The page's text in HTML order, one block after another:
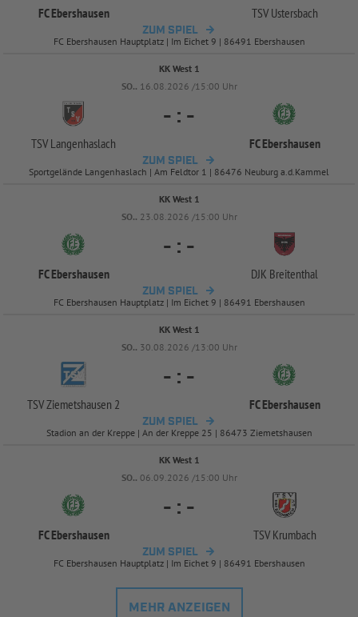
FC Ebershausen TSV Ustersbach
ZUM SPIEL
FC Ebershausen Hauptplatz | Im Eichet 9 | 86491 Ebershausen
KK West 1
SO.. 16.08.2026 /15:00 Uhr
TSV Langenhaslach
- : -
FC Ebershausen
ZUM SPIEL
Sportgelände Langenhaslach | Am Feldtor 1 | 86476 Neuburg a.d.Kammel
KK West 1
SO.. 23.08.2026 /15:00 Uhr
FC Ebershausen
- : -
DJK Breitenthal
ZUM SPIEL
FC Ebershausen Hauptplatz | Im Eichet 9 | 86491 Ebershausen
KK West 1
SO.. 30.08.2026 /13:00 Uhr
TSV Ziemetshausen 2
- : -
FC Ebershausen
ZUM SPIEL
Stadion an der Kreppe | An der Kreppe 25 | 86473 Ziemetshausen
KK West 1
SO.. 06.09.2026 /15:00 Uhr
FC Ebershausen
- : -
TSV Krumbach
ZUM SPIEL
FC Ebershausen Hauptplatz | Im Eichet 9 | 86491 Ebershausen
MEHR ANZEIGEN